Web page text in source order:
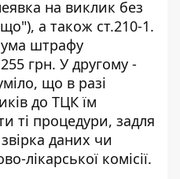
на виклик без
а також ст.210-1.
штрафу
грн. У другому -
що в разі
до ТЦК їм
ті процедури, задля
даних чи
лікарської комісії.